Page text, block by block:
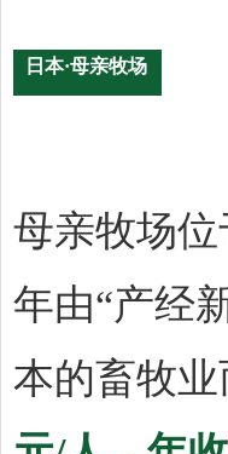
日本·母亲牧场
母亲牧场位
年由“产经
本的畜牧业